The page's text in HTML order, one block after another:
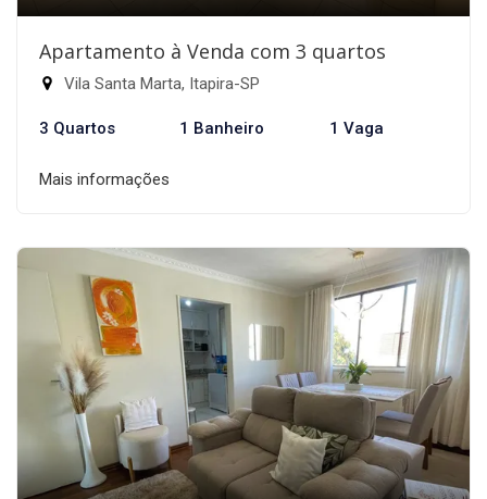
Apartamento à Venda com 3 quartos
Vila Santa Marta, Itapira-SP
3 Quartos 1 Banheiro 1 Vaga
Mais informações